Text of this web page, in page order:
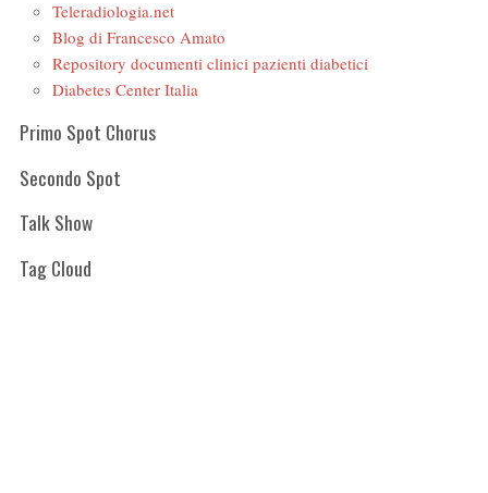
Teleradiologia.net
Blog di Francesco Amato
Repository documenti clinici pazienti diabetici
Diabetes Center Italia
Primo Spot Chorus
Secondo Spot
Talk Show
Tag Cloud